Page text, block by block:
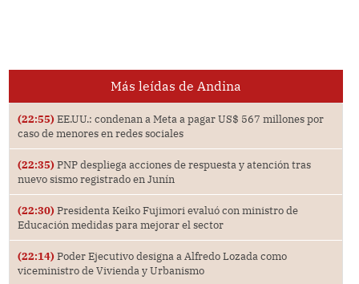
Más leídas de Andina
(22:55) EE.UU.: condenan a Meta a pagar US$ 567 millones por
caso de menores en redes sociales
(22:35) PNP despliega acciones de respuesta y atención tras
nuevo sismo registrado en Junín
(22:30) Presidenta Keiko Fujimori evaluó con ministro de
Educación medidas para mejorar el sector
(22:14) Poder Ejecutivo designa a Alfredo Lozada como
viceministro de Vivienda y Urbanismo